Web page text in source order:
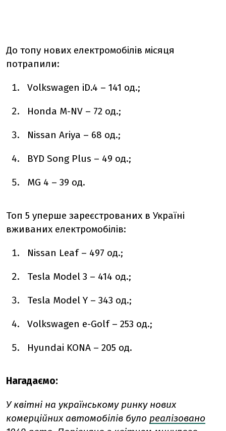
До топу нових електромобілів місяця
потрапили:
Volkswagen iD.4 – 141 од.;
Honda M-NV – 72 од.;
Nissan Ariya – 68 од.;
BYD Song Plus – 49 од.;
MG 4 – 39 од.
Топ 5 уперше зареєстрованих в Україні
вживаних електромобілів:
Nissan Leaf – 497 од.;
Tesla Model 3 – 414 од.;
Tesla Model Y – 343 од.;
Volkswagen e-Golf – 253 од.;
Hyundai KONA – 205 од.
Нагадаємо:
У квітні на українському ринку нових
комерційних автомобілів було реалізовано